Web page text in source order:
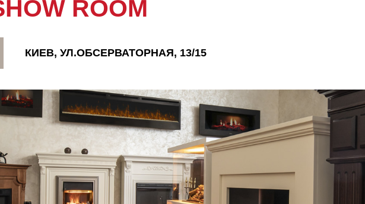
ROOM
КИЕВ, УЛ.ОБСЕРВАТОРНАЯ, 13/15